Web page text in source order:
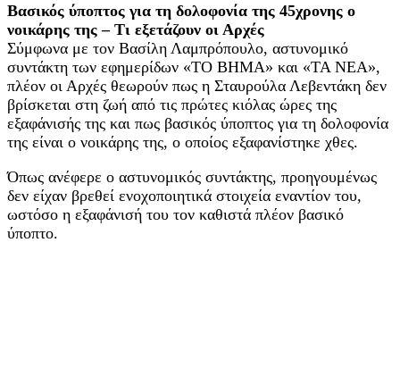
Βασικός ύποπτος για τη δολοφονία της 45χρονης ο
νοικάρης της – Τι εξετάζουν οι Αρχές
Σύμφωνα με τον Βασίλη Λαμπρόπουλο, αστυνομικό
συντάκτη των εφημερίδων «ΤΟ ΒΗΜΑ» και «ΤΑ ΝΕΑ»,
πλέον οι Αρχές θεωρούν πως η Σταυρούλα Λεβεντάκη δεν
βρίσκεται στη ζωή από τις πρώτες κιόλας ώρες της
εξαφάνισής της και πως βασικός ύποπτος για τη δολοφονία
της είναι ο νοικάρης της, ο οποίος εξαφανίστηκε χθες.
Όπως ανέφερε ο αστυνομικός συντάκτης, προηγουμένως
δεν είχαν βρεθεί ενοχοποιητικά στοιχεία εναντίον του,
ωστόσο η εξαφάνισή του τον καθιστά πλέον βασικό
ύποπτο.